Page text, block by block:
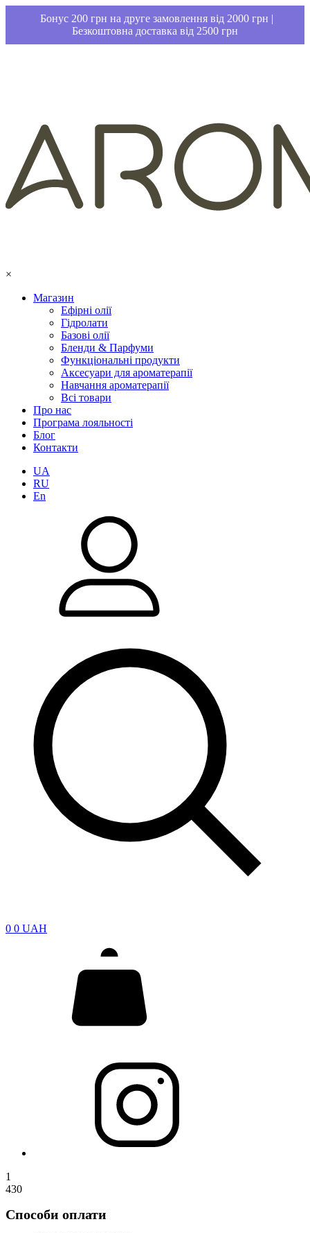
Бонус 200 грн на друге замовлення від 2000 грн |
Безкоштовна доставка від 2500 грн
×
Магазин
Ефірні олії
Гідролати
Базові олії
Бленди & Парфуми
Функціональні продукти
Аксесуари для ароматерапії
Навчання ароматерапії
Всі товари
Про нас
Програма лояльності
Блог
Контакти
UA
RU
En
0 0 UAH
1
430
Способи оплати